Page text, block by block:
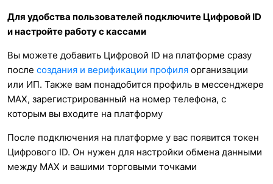
Для удобства пользователей подключите Цифровой ID
и настройте работу с кассами
Вы можете добавить Цифровой ID на платформе сразу
после создания и верификации профиля организации
или ИП. Также вам понадобится профиль в мессенджере
MAX, зарегистрированный на номер телефона, с
которым вы входите на платформу
После подключения на платформе у вас появится токен
Цифрового ID. Он нужен для настройки обмена данными
между MAX и вашими торговыми точками